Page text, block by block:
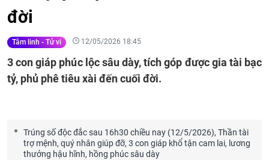
đời
Tâm linh - Tử vi 12/05/2026 18:45
3 con giáp phúc lộc sâu dày, tích góp được gia tài bạc
tỷ, phủ phê tiêu xài đến cuối đời.
Trúng số độc đắc sau 16h30 chiều nay (12/5/2026), Thần tài
trợ mệnh, quý nhân giúp đỡ, 3 con giáp khổ tận cam lai, lương
thưởng hậu hĩnh, hồng phúc sâu dày